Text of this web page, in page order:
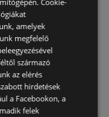
újságjai
akciós újságjai
Fertődi
Cookie-
amelyek
megfelelő
származó
az elérés
hirdetések
a Facebookon, a
felek